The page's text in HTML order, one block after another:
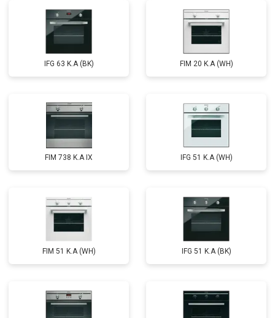
IFG 63 K.A (BK) FIM 20 K.A (WH)
FIM 738 K.A IX IFG 51 K.A (WH)
FIM 51 K.A (WH) IFG 51 K.A (BK)